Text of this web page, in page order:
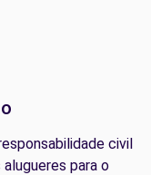
civil
para o